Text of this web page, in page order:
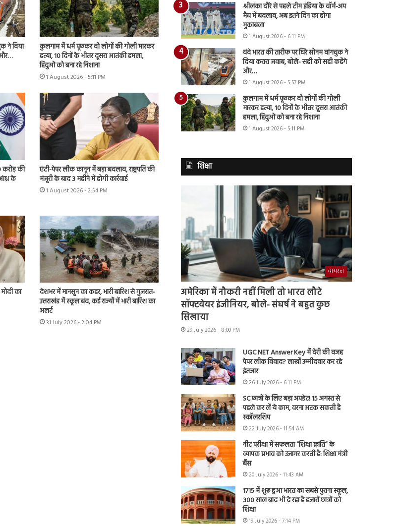
ने दिया
कुलगाम में धर्म पूछकर दो लोगों की गोली मारकर
हत्या, 10 दिनों के भीतर दूसरा आतंकी हमला,
हिंदुओं को बना रहे निशाना
1 August 2026 - 5:11 PM
करोड़ की
के
एंटी-पेपर लीक कानून में बड़ा बदलाव, राष्ट्रपति की
मंजूरी के बाद 3 महीने में होगी कार्रवाई
1 August 2026 - 2:54 PM
का
देशभर में मानसून का कहर, भारी बारिश से गुजरात-
उत्तराखंड में स्कूल बंद, कई राज्यों में भारी बारिश का
अलर्ट
31 July 2026 - 2:04 PM
श्रीलंका दौरे से पहले टीम इंडिया के वॉर्म-अप
मैच में बदलाव, अब इतने दिन का होगा
मुकाबला
1 August 2026 - 6:11 PM
वंदे भारत की तारीफ पर घिरे सोनम वांगचुक ने
दिया करारा जवाब, बोले- सही को सही कहेंगे
और…
1 August 2026 - 5:57 PM
कुलगाम में धर्म पूछकर दो लोगों की गोली
मारकर हत्या, 10 दिनों के भीतर दूसरा आतंकी
हमला, हिंदुओं को बना रहे निशाना
1 August 2026 - 5:11 PM
शिक्षा
वायरल
अमेरिका में नौकरी नहीं मिली तो भारत लौटे
सॉफ्टवेयर इंजीनियर, बोले- संघर्ष ने बहुत कुछ
सिखाया
29 July 2026 - 8:00 PM
UGC NET Answer Key में देरी की वजह
पेपर लीक विवाद? लाखों उम्मीदवार कर रहे
इंतजार
26 July 2026 - 6:11 PM
SC छात्रों के लिए बड़ा अपडेट! 15 अगस्त से
पहले कर लें ये काम, वरना अटक सकती है
स्कॉलरशिप
22 July 2026 - 11:54 AM
नीट परीक्षा में सफलता “शिक्षा क्रांति” के
व्यापक प्रभाव को उजागर करती है: शिक्षा मंत्री
बैंस
20 July 2026 - 11:43 AM
1715 में शुरू हुआ भारत का सबसे पुराना स्कूल,
300 साल बाद भी दे रहा है हजारों छात्रों को
शिक्षा
19 July 2026 - 7:14 PM